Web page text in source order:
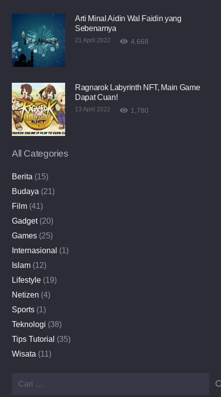
Arti Minal Aidin Wal Faidin yang
Sebenarnya
21 April 2022 4,668
Ragnarok Labyrinth NFT, Main Game
Dapat Cuan!
13 April 2022 1,780
All Categories
Berita (15)
Budaya (21)
Film (41)
Gadget(20)
Games (25)
Internasional (1)
Islam (12)
Lifestyle (19)
Netizen (4)
Sports (1)
Teknologi (38)
Tips Tutorial (35)
Wisata (11)
Cari